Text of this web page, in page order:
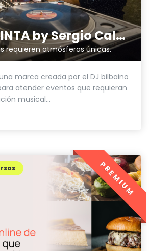
NUEVETREINTA by Sergio Calderón
requieren atmósferas únicas.
una marca creada por el DJ bilbaino
atender eventos que requieran
musical...
PREMIUM